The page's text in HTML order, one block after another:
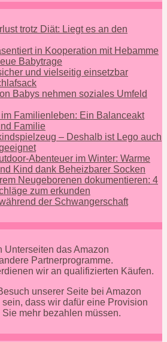
trotz Diät: Liegt es an den
in Kooperation mit Hebamme
Babytrage
und vielseitig einsetzbar
Babys nehmen soziales Umfeld
Familienleben: Ein Balanceakt
Familie
– Deshalb ist Lego auch
Abenteuer im Winter: Warme
Kind dank Beheizbarer Socken
Neugeborenen dokumentieren: 4
zum erkunden
der Schwangerschaft
Unterseiten das Amazon
Partnerprogramme.
wir an qualifizierten Käufen.
unserer Seite bei Amazon
dass wir dafür eine Provision
mehr bezahlen müssen.